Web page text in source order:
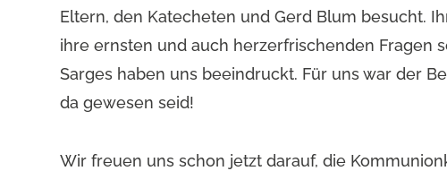
Eltern, den Katecheten und Gerd Blum besucht.
ihre ernsten und auch herzerfrischenden Fragen
Sarges haben uns beeindruckt. Für uns war der
da gewesen seid!
Wir freuen uns schon jetzt darauf, die